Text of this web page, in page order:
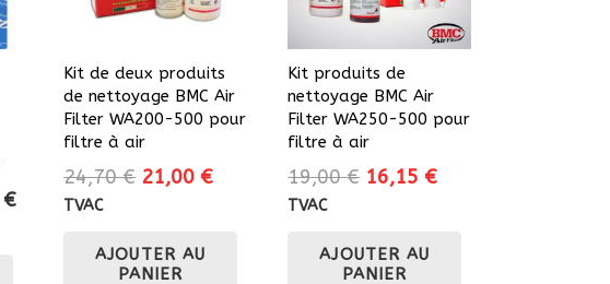
€Plage
Kit de deux produits
de nettoyage BMC Air
Filter WA200-500 pour
filtre à air
24,70€ Le
était :
21,00 €Le
TVAC
AJOUTER AU
PANIER
Kit produits de
nettoyage BMC Air
Filter WA250-500 pour
filtre à air
19,00€ Le
était :
16,15 €Le
TVAC
AJOUTER AU
PANIER